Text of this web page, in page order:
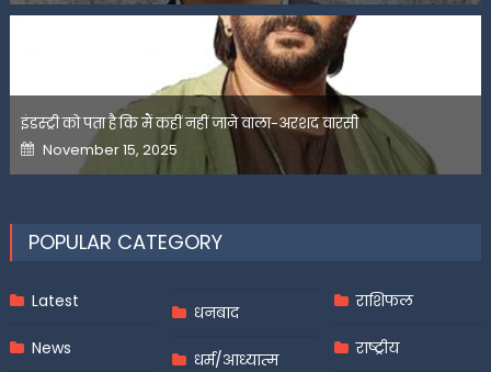
इंडस्ट्री को पता है कि मैं कहीं नहीं जाने वाला-अरशद वारसी
Posted
on
November 15, 2025
POPULAR CATEGORY
Latest
News
धनबाद
धर्म/आध्यात्म
राशिफल
राष्ट्रीय